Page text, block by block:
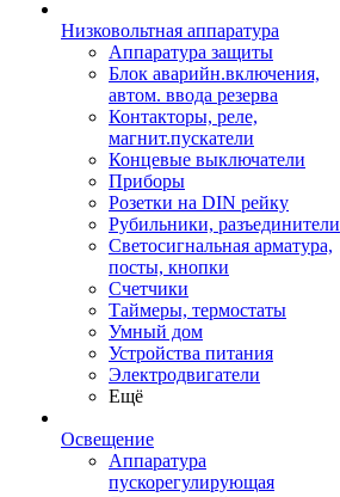
Низковольтная аппаратура
Аппаратура защиты
Блок аварийн.включения,
автом. ввода резерва
Контакторы, реле,
магнит.пускатели
Концевые выключатели
Приборы
Розетки на DIN рейку
Рубильники, разъединители
Светосигнальная арматура,
посты, кнопки
Счетчики
Таймеры, термостаты
Умный дом
Устройства питания
Электродвигатели
Ещё
Освещение
Аппаратура
пускорегулирующая